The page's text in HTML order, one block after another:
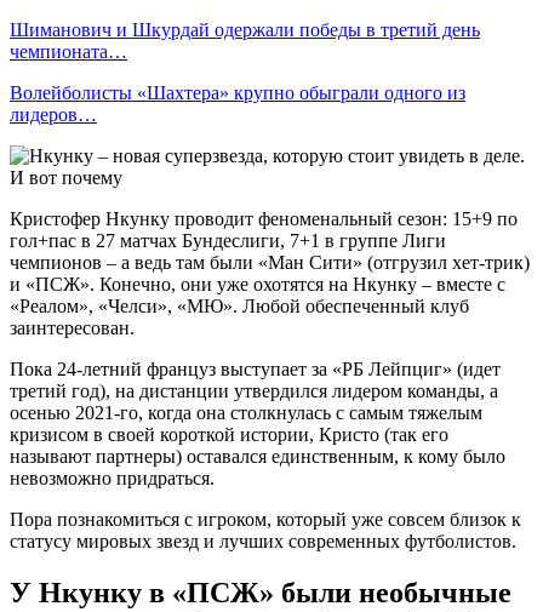
Шиманович и Шкурдай одержали победы в третий день
чемпионата…
Волейболисты «Шахтера» крупно обыграли одного из
лидеров…
Кристофер Нкунку проводит феноменальный сезон: 15+9 по
гол+пас в 27 матчах Бундеслиги, 7+1 в группе Лиги
чемпионов – а ведь там были «Ман Сити» (отгрузил хет-трик)
и «ПСЖ». Конечно, они уже охотятся на Нкунку – вместе с
«Реалом», «Челси», «МЮ». Любой обеспеченный клуб
заинтересован.
Пока 24-летний француз выступает за «РБ Лейпциг» (идет
третий год), на дистанции утвердился лидером команды, а
осенью 2021-го, когда она столкнулась с самым тяжелым
кризисом в своей короткой истории, Кристо (так его
называют партнеры) оставался единственным, к кому было
невозможно придраться.
Пора познакомиться с игроком, который уже совсем близок к
статусу мировых звезд и лучших современных футболистов.
У Нкунку в «ПСЖ» были необычные